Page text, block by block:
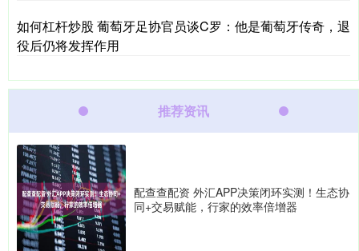
如何杠杆炒股 葡萄牙足协官员谈C罗：他是葡萄牙传奇，退
役后仍将发挥作用
推荐资讯
配查查配资 外汇APP决策闭环实测！生态协
同+交易赋能，行家的效率倍增器